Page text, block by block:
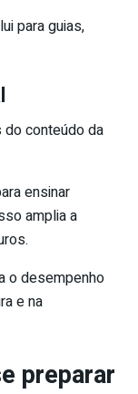
para guias,
conteúdo da
ensinar
amplia a
o desempenho
e na
preparar